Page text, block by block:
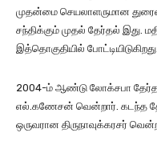
முதன்மை செயலாளருமான
சந்திக்கும் முதல் தேர்தல் இது.
இத்தொகுதியில் போட்டியிடுகிறது.
2004-ம் ஆண்டு லோக்சபா
எல்.கணேசன் வென்றார். கடந்த
ஒருவரான திருநாவுக்கரசர்